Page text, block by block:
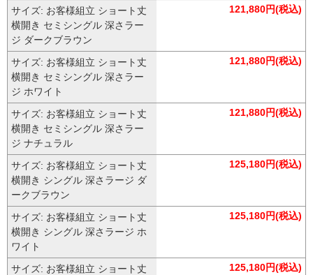
サイズ: お客様組立 ショート丈
横開き セミシングル 深さラー
ジ ダークブラウン
121,880円(税込)
サイズ: お客様組立 ショート丈
横開き セミシングル 深さラー
ジ ホワイト
121,880円(税込)
サイズ: お客様組立 ショート丈
横開き セミシングル 深さラー
ジ ナチュラル
121,880円(税込)
サイズ: お客様組立 ショート丈
横開き シングル 深さラージ ダ
ークブラウン
125,180円(税込)
サイズ: お客様組立 ショート丈
横開き シングル 深さラージ ホ
ワイト
125,180円(税込)
サイズ: お客様組立 ショート丈
125,180円(税込)